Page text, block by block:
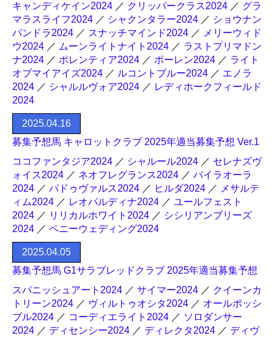
キャンディケイン2024 ／ クリッパークラス2024 ／ グラ
マラスライフ2024 ／ シャクンタラー2024 ／ ショウナン
パンドラ2024 ／ スナッチマインド2024 ／ メリーウィド
ウ2024 ／ ムーンライトナイト2024 ／ ラストプリマドン
ナ2024 ／ ポレンティア2024 ／ ポーレン2024 ／ ライト
オブマイアイズ2024 ／ ルコントブルー2024 ／ エノラ
2024 ／ シャルルヴォア2024 ／ レディホークフィールド
2024
2025.04.16
募集予想馬 キャロットクラブ 2025年適当募集予想 Ver.1
ココファンタジア2024 ／ シャルール2024 ／ セレナズヴ
ォイス2024 ／ ネオフレグランス2024 ／ バイラオーラ
2024 ／ パドゥヴァルス2024 ／ ヒルダ2024 ／ メサルテ
ィム2024 ／ レオパルディナ2024 ／ ユールフェスト
2024 ／ リリカルホワイト2024 ／ シシリアンブリーズ
2024 ／ ペニーウェディング2024
2025.04.05
募集予想馬 G1サラブレッドクラブ 2025年適当募集予想
スパニッシュアート2024 ／ サイマー2024 ／ クイーンカ
トリーン2024 ／ ヴィルトゥオシタ2024 ／ オールポッシ
ブル2024 ／ コーディエライト2024 ／ ソロダンサー
2024 ／ ディセンシー2024 ／ ディレクタ2024 ／ ディヴ